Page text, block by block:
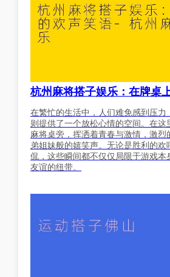
杭州麻将搭子娱乐：在牌桌
在繁忙的生活中，人们难免感到压力
则提供了一个放松心情的空间。在这
麻将桌旁，挥洒着青春与激情，激烈
弟姐妹般的嬉笑声。无论是胜利的欢
侃，这些瞬间都不仅仅局限于游戏本
友谊的纽带。